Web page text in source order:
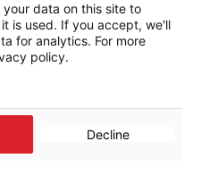
:
Luxembourg
data on this site to
is used. If you accept, we'll
for analytics. For more
policy.
Decline